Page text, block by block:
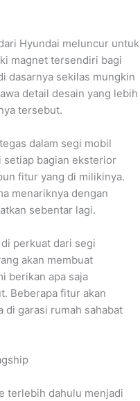
Hyundai meluncur untuk
magnet tersendiri bagi
dasarnya sekilas mungkin
detail desain yang lebih
tersebut.
dalam segi mobil
setiap bagian eksterior
fitur yang di milikinya.
menariknya dengan
sebentar lagi.
perkuat dari segi
akan membuat
berikan apa saja
Beberapa fitur akan
di garasi rumah sahabat
terlebih dahulu menjadi